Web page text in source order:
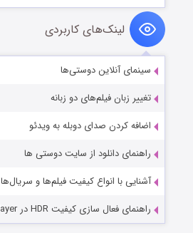
لینک‌های کاربردی
سینمای آنلاین دوستی‌ها
تغییر زبان فیلم‌های دو زبانه
اضافه کردن صدای دوبله به ویدئو
راهنمای دانلود از سایت دوستی ها
آشنایی با انواع کیفیت فیلم‌ها و سریال‌ها
راهنمای فعال سازی کیفیت HDR در PotPlayer